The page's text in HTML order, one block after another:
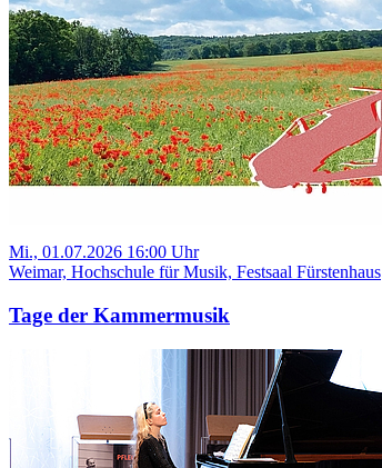
Mi., 01.07.2026 16:00 Uhr
Weimar, Hochschule für Musik, Festsaal Fürstenhaus
Tage der Kammermusik